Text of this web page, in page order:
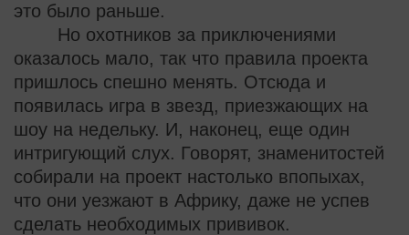
это было раньше.
Но охотников за приключениями
оказалось мало, так что правила проекта
пришлось спешно менять. Отсюда и
появилась игра в звезд, приезжающих на
шоу на недельку. И, наконец, еще один
интригующий слух. Говорят, знаменитостей
собирали на проект настолько впопыхах,
что они уезжают в Африку, даже не успев
сделать необходимых прививок.